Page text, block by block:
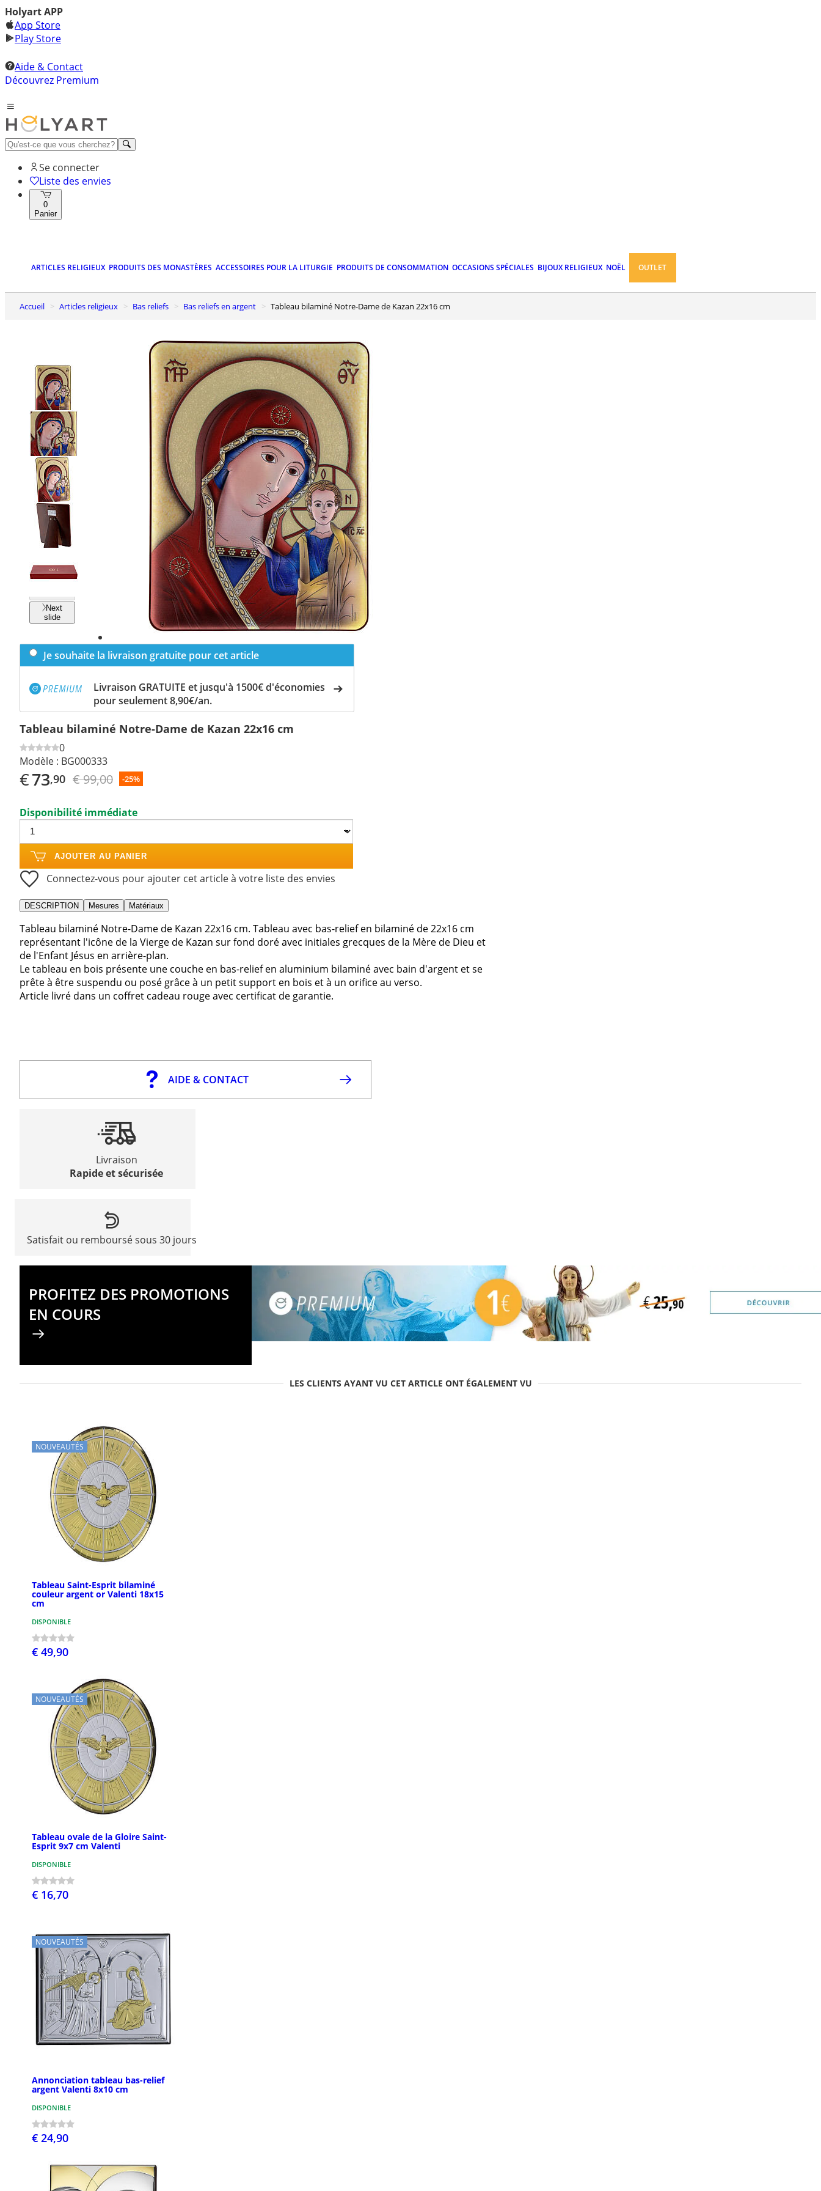
Holyart APP
App Store
Play Store
Aide & Contact
Découvrez Premium
Se connecter
Liste des envies
0
Panier
ARTICLES RELIGIEUX PRODUITS DES MONASTÈRES ACCESSOIRES POUR LA LITURGIE PRODUITS DE CONSOMMATION OCCASIONS SPÉCIALES BIJOUX RELIGIEUX NOËL OUTLET
Accueil Articles religieux Bas reliefs Bas reliefs en argent Tableau bilaminé Notre-Dame de Kazan 22x16 cm
Next
slide
Je souhaite la livraison gratuite pour cet article
Livraison GRATUITE et jusqu'à 1500€ d'économies
pour seulement 8,90€/an.
Tableau bilaminé Notre-Dame de Kazan 22x16 cm
0
Modèle : BG000333
€73,90 € 99,00 -25%
Disponibilité immédiate
AJOUTER AU PANIER
Connectez-vous pour ajouter cet article à votre liste des envies
DESCRIPTION Mesures Matériaux
Tableau bilaminé Notre-Dame de Kazan 22x16 cm. Tableau avec bas-relief en bilaminé de 22x16 cm
représentant l'icône de la Vierge de Kazan sur fond doré avec initiales grecques de la Mère de Dieu et
de l'Enfant Jésus en arrière-plan.
Le tableau en bois présente une couche en bas-relief en aluminium bilaminé avec bain d'argent et se
prête à être suspendu ou posé grâce à un petit support en bois et à un orifice au verso.
Article livré dans un coffret cadeau rouge avec certificat de garantie.
AIDE & CONTACT
Livraison
Rapide et sécurisée
Satisfait ou remboursé sous 30 jours
PROFITEZ DES PROMOTIONS
EN COURS
LES CLIENTS AYANT VU CET ARTICLE ONT ÉGALEMENT VU
NOUVEAUTÉS
Tableau Saint-Esprit bilaminé
couleur argent or Valenti 18x15
cm
DISPONIBLE
€ 49,90
NOUVEAUTÉS
Tableau ovale de la Gloire Saint-
Esprit 9x7 cm Valenti
DISPONIBLE
€ 16,70
NOUVEAUTÉS
Annonciation tableau bas-relief
argent Valenti 8x10 cm
DISPONIBLE
€ 24,90